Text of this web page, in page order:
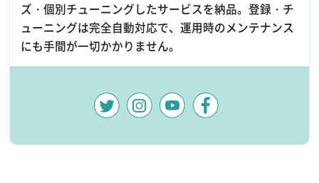
ズ・個別チューニングしたサービスを納品。登録・チ
ューニングは完全自動対応で、運用時のメンテナンス
にも手間が一切かかりません。